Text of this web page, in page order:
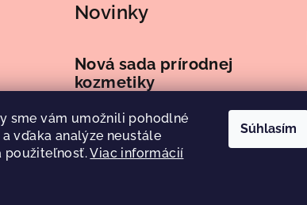
sme vám umožnili pohodlné
vďaka analýze neustále
použiteľnosť.Viac informácií
Súhlasím
Novinky
Nová sada prírodnej
kozmetiky
07.11.2022